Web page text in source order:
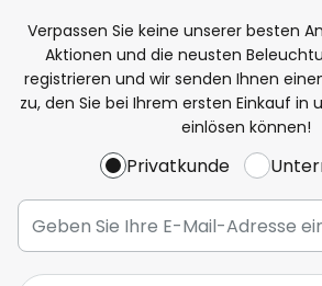
Verpassen Sie keine unserer besten
Aktionen und die neusten
registrieren und wir senden Ihnen
zu, den Sie bei Ihrem ersten Einkauf in
einlösen können!
Privatkunde